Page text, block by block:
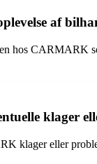
af
hos CARMARK
klager
klager eller